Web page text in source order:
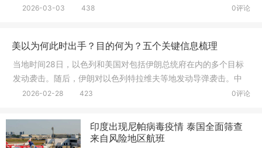
道，伊朗伊斯
0评论
2026-03-03 438
美以为何此时出手？目的何为？五个关键信息梳理
当地时间28日，以色列和美国对包括伊朗总统府在内的多个目标
发动袭击。随后，伊朗对以色列特拉维夫等地发动导弹袭击。中
东地区多
0评论
2026-02-28 423
印度出现尼帕病毒疫情 泰国全面筛查
来自风险地区航班